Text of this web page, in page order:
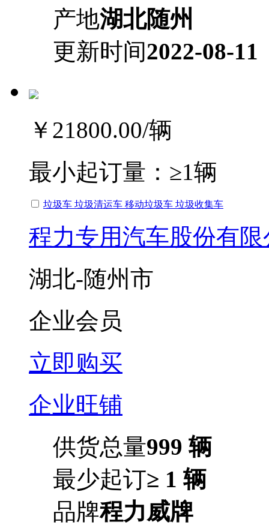
产地湖北随州
更新时间2022-08-11
￥21800.00/辆
最小起订量： ≥1辆
垃圾车 垃圾清运车 移动垃圾车 垃圾收集车
程力专用汽车股份有
湖北-随州市
企业会员
立即购买
企业旺铺
供货总量999 辆
最少起订≥ 1 辆
品牌程力威牌